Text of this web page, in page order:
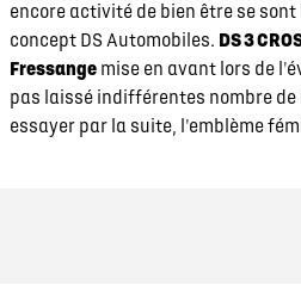
encore activité de bien être se
concept DS Automobiles. DS 3
Fressange mise en avant lors de
pas laissé indifférentes nombre de
essayer par la suite, l'emblème